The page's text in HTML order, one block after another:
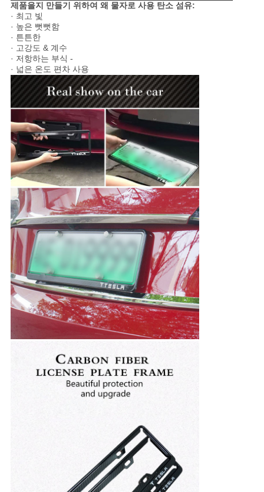
사
이
트
맵
PRIVACY
POLICY
제품을지 만들기 위하여 왜 물자로 사용 탄소 섬유:
· 최고 빛
· 높은 뻣뻣함
· 튼튼한
· 고강도 & 계수
· 저항하는 부식 -
· 넓은 온도 편차 사용